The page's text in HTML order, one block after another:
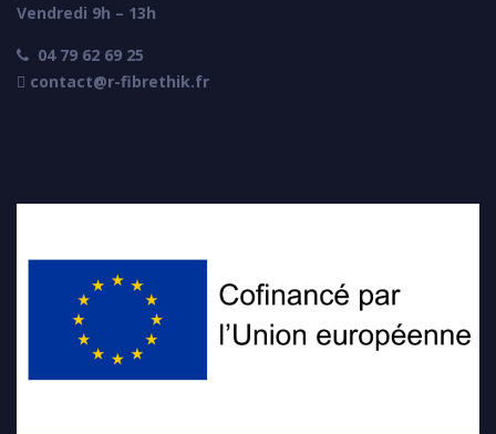
Vendredi 9h – 13h

04 79 62 69 25
 contact@r-fibrethik.fr